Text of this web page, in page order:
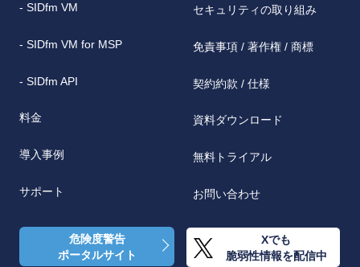
- SIDfm VM
- SIDfm VM for MSP
- SIDfm API
料金
導入事例
サポート
セキュリティの取り組み
免責事項 / 著作権 / 商標
契約約款 / 仕様
資料ダウンロード
無料トライアル
お問い合わせ
危険度警告
ポータルサイト
Xでも
脆弱性情報を配信中